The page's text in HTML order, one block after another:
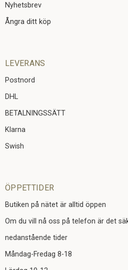
Nyhetsbrev
Ångra ditt köp
LEVERANS
Postnord
DHL
BETALNINGSSÄTT
Klarna
Swish
ÖPPETTIDER
Butiken på nätet är alltid öppen
Om du vill nå oss på telefon är det
nedanstående tider
Måndag-Fredag 8-18